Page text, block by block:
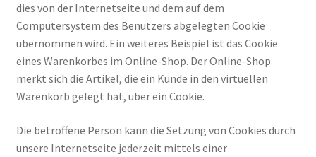
dies von der Internetseite und dem auf dem
Computersystem des Benutzers abgelegten Cookie
übernommen wird. Ein weiteres Beispiel ist das Cookie
eines Warenkorbes im Online-Shop. Der Online-Shop
merkt sich die Artikel, die ein Kunde in den virtuellen
Warenkorb gelegt hat, über ein Cookie.
Die betroffene Person kann die Setzung von Cookies durch
unsere Internetseite jederzeit mittels einer